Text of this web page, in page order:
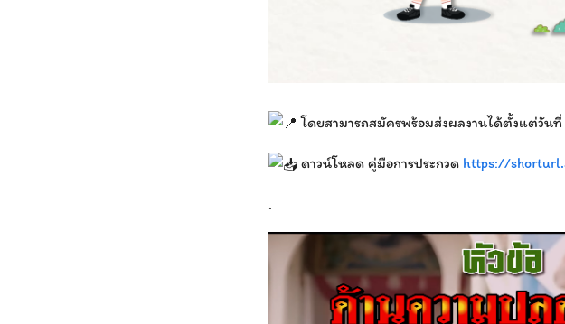
โดยสามารถสมัครพร้อมส่งผลงานได้ตั้งแต่วัน
ดาวน์โหลด คู่มือการประกวด https://
.